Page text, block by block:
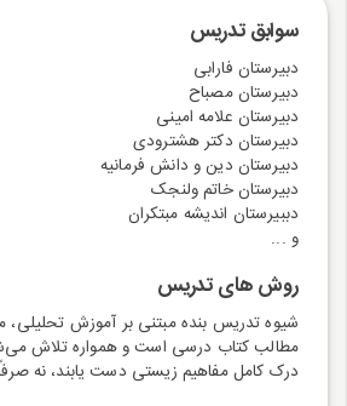
سوابق تدریس
دبیرستان فارابی
دبیرستان مصباح
دبیرستان علامه امینی
دبیرستان دکتر هشترودی
دبیرستان دین و دانش فرمانیه
دبیرستان خاتم ولنجک
دببیرستان اندیشه مبتکران
و ...
روش های تدریس
شیوه تدریس بنده مبتنی بر آموزش
مطالب کتاب درسی است و همواره تلاش
درک کامل مفاهیم زیستی دست یابند، نه